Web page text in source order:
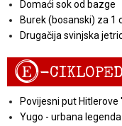
Domaći sok od bazge
Burek (bosanski) za 1
Drugačija svinjska
E-
Povijesni put Hitlerove
Yugo - urbana legenda